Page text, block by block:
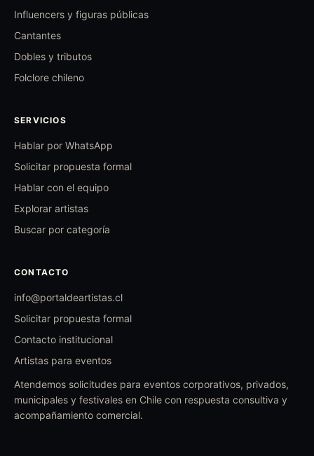
Influencers y figuras públicas
Cantantes
Dobles y tributos
Folclore chileno
SERVICIOS
Hablar por WhatsApp
Solicitar propuesta formal
Hablar con el equipo
Explorar artistas
Buscar por categoría
CONTACTO
info@portaldeartistas.cl
Solicitar propuesta formal
Contacto institucional
Artistas para eventos
Atendemos solicitudes para eventos corporativos, privados,
municipales y festivales en Chile con respuesta consultiva y
acompañamiento comercial.